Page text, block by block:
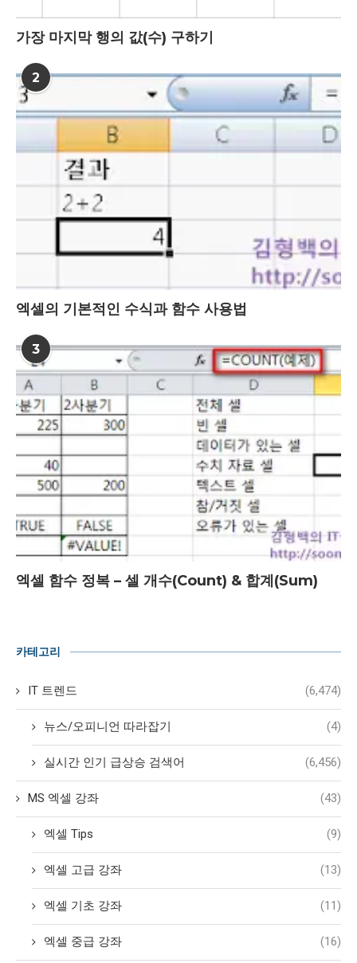
가장 마지막 행의 값(수) 구하기
2
엑셀의 기본적인 수식과 함수 사용법
3
엑셀 함수 정복 – 셀 개수(Count) & 합계(Sum)
카테고리
IT 트렌드 (6,474)
뉴스/오피니언 따라잡기 (4)
실시간 인기 급상승 검색어 (6,456)
MS 엑셀 강좌 (43)
엑셀 Tips (9)
엑셀 고급 강좌 (13)
엑셀 기초 강좌 (11)
엑셀 중급 강좌 (16)